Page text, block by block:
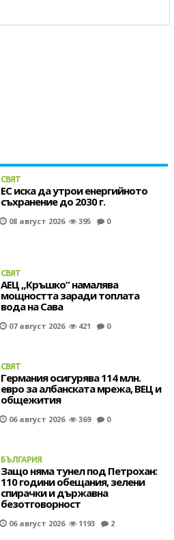
СВЯТ
ЕС иска да утрои енергийното
съхранение до 2030 г.
08 август 2026 395 0
СВЯТ
АЕЦ „Кръшко“ намалява
мощността заради топлата
вода на Сава
07 август 2026 421 0
СВЯТ
Германия осигурява 114 млн.
евро за албанската мрежа, ВЕЦ и
общежития
06 август 2026 369 0
БЪЛГАРИЯ
Защо няма тунел под Петрохан:
110 години обещания, зелени
спирачки и държавна
безотговорност
06 август 2026 1193 2